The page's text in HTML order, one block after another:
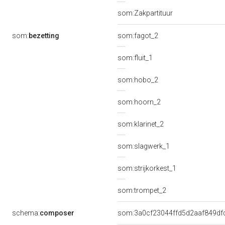
som:Zakpartituur
som:bezetting som:fagot_2
som:fluit_1
som:hobo_2
som:hoorn_2
som:klarinet_2
som:slagwerk_1
som:strijkorkest_1
som:trompet_2
schema:composer